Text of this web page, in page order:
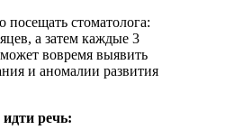
посещать стоматолога:
а затем каждые 3
вовремя выявить
и аномалии развития
речь: